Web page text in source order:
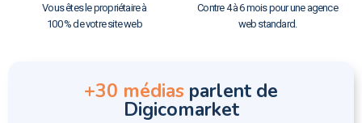
Vous êtes le propriétaire à
100 % de votre site web
Contre 4 à 6 mois pour une agence
web standard.
+30 médias parlent de
Digicomarket